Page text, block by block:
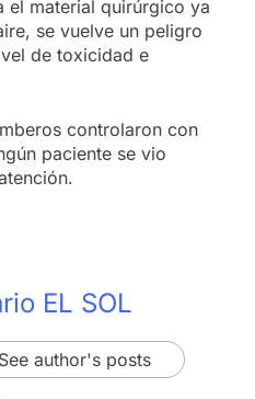
el material quirúrgico ya
se vuelve un peligro
de toxicidad e
controlaron con
paciente se vio
EL SOL
See author's posts